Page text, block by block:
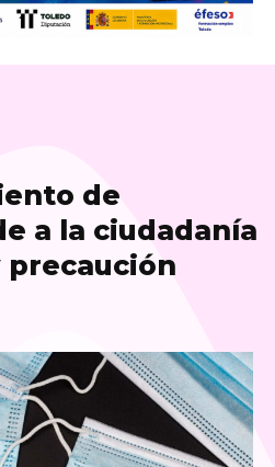
de
a la ciudadanía
precaución